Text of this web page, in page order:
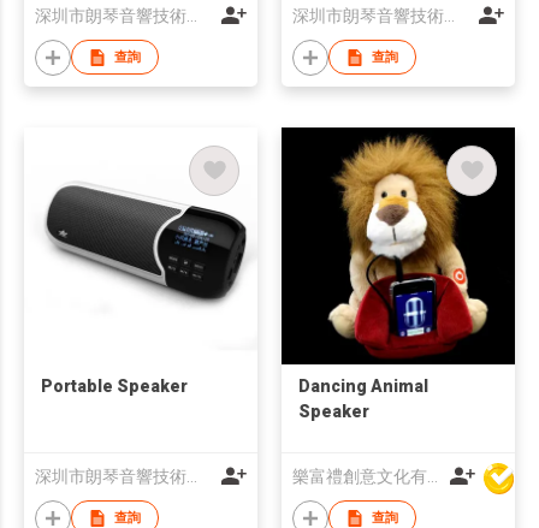
深圳市朗琴音響技術有限公司
查詢
深圳市朗琴音響技術有限公司
查詢
Portable Speaker
深圳市朗琴音響技術有限公司
查詢
Dancing Animal
Speaker
樂富禮創意文化有限公司
查詢